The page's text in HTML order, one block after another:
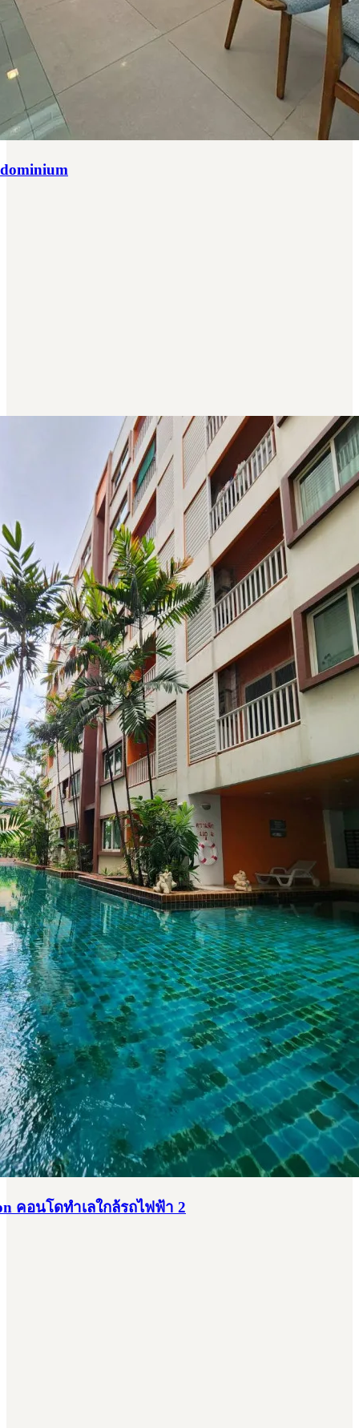
คอนโดทำเลใกล้รถไฟฟ้า 2